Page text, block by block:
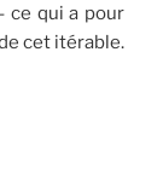
ce qui a pour
cet itérable.